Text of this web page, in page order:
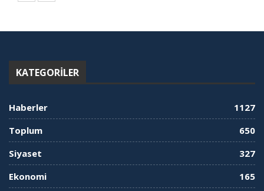
KATEGORILER
Haberler
1127
Toplum
650
Siyaset
327
Ekonomi
165